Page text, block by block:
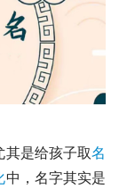
是给孩子取名
中，名字其实是